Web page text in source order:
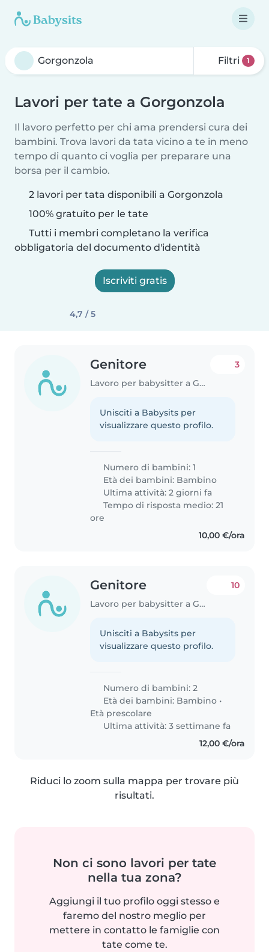
Filtri 1
Lavori per tate a Gorgonzola
Il lavoro perfetto per chi ama prendersi cura dei
bambini. Trova lavori da tata vicino a te in meno
tempo di quanto ci voglia per preparare una
borsa per il cambio.
2 lavori per tata disponibili a Gorgonzola
100% gratuito per le tate
Tutti i membri completano la verifica
obbligatoria del documento d'identità
Iscriviti gratis
4,7 / 5
Genitore
Lavoro per babysitter a Gorgonzola
3
Unisciti a Babysits per
visualizzare questo profilo.
Numero di bambini: 1
Età dei bambini: Bambino
Ultima attività: 2 giorni fa
Tempo di risposta medio: 21
ore
10,00 €/ora
Genitore
Lavoro per babysitter a Gorgonzola
10
Unisciti a Babysits per
visualizzare questo profilo.
Numero di bambini: 2
Età dei bambini: Bambino •
Età prescolare
Ultima attività: 3 settimane fa
12,00 €/ora
Riduci lo zoom sulla mappa per trovare più
risultati.
Non ci sono lavori per tate
nella tua zona?
Aggiungi il tuo profilo oggi stesso e
faremo del nostro meglio per
mettere in contatto le famiglie con
tate come te.